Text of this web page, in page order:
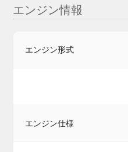
エンジン情報
エンジン形式
エンジン仕様